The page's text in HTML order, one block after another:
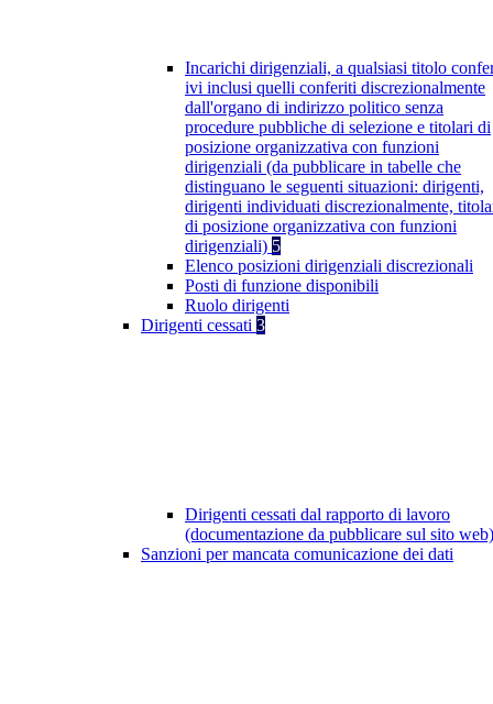
Incarichi dirigenziali, a qualsiasi titolo
ivi inclusi quelli conferiti discrezionalmente
dall'organo di indirizzo politico senza
procedure pubbliche di selezione e titolari di
posizione organizzativa con funzioni
dirigenziali (da pubblicare in tabelle che
distinguano le seguenti situazioni: dirigenti,
dirigenti individuati discrezionalmente,
di posizione organizzativa con funzioni
dirigenziali) 5
Elenco posizioni dirigenziali discrezionali
Posti di funzione disponibili
Ruolo dirigenti
Dirigenti cessati 3
Dirigenti cessati dal rapporto di lavoro
(documentazione da pubblicare sul sito
Sanzioni per mancata comunicazione dei dati